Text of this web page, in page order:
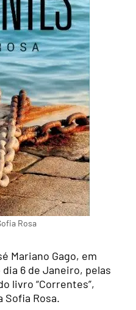
Rosa
Mariano Gago, em
6 de Janeiro, pelas
livro “Correntes”,
Rosa.